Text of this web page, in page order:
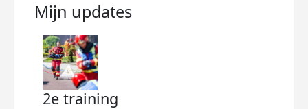
Mijn updates
2e training